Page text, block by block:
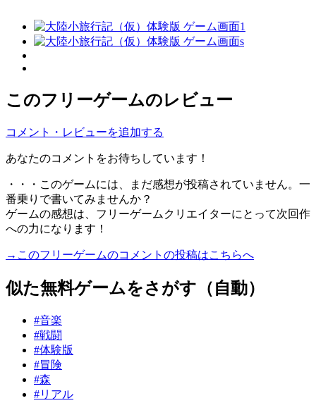
このフリーゲームのレビュー
コメント・レビューを追加する
あなたのコメントをお待ちしています！
・・・このゲームには、まだ感想が投稿されていません。一
番乗りで書いてみませんか？
ゲームの感想は、フリーゲームクリエイターにとって次回作
への力になります！
→このフリーゲームのコメントの投稿はこちらへ
似た無料ゲームをさがす（自動）
#音楽
#戦闘
#体験版
#冒険
#森
#リアル